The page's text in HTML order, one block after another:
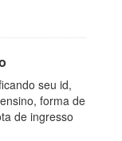
seu id,
forma de
de ingresso